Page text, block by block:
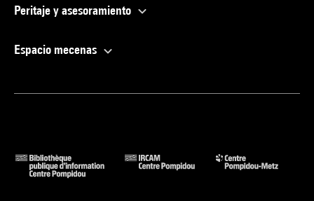
Peritaje y asesoramiento
Espacio mecenas